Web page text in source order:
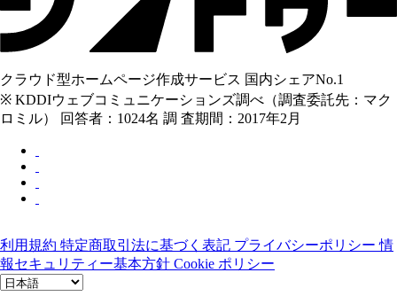
クラウド型ホームページ作成サービス 国内シェアNo.1
※ KDDIウェブコミュニケーションズ調べ（調査委託先：マク
ロミル） 回答者：1024名 調 査期間：2017年2月
利用規約 特定商取引法に基づく表記 プライバシーポリシー情
報セキュリティー基本方針 Cookie ポリシー